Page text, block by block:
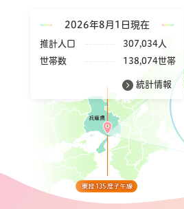
2026年8月1日現在
推計人口
307,034人
世帯数
138,074世帯
統計情報